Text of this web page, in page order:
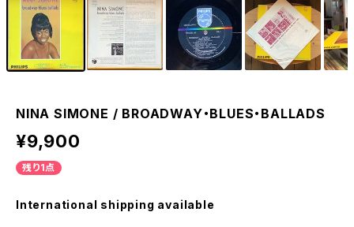
NINA SIMONE / BROADWAY・BLUES・BALLADS
¥9,900
残り1点
International shipping available